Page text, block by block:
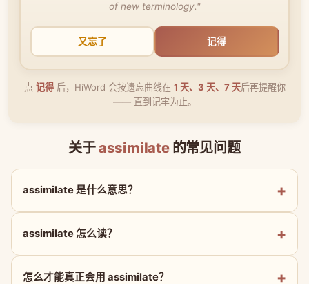
of new terminology."
又忘了 记得
点 记得后，HiWord 会按遗忘曲线在 1 天、3 天、7 天后再提醒你
—— 直到记牢为止。
关于assimilate的常见问题
assimilate 是什么意思？
assimilate 怎么读？
怎么才能真正会用 assimilate？